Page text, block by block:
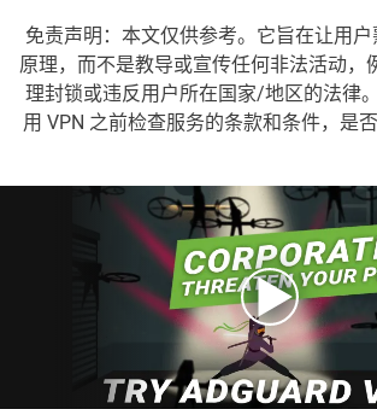
免责声明：本文仅供参考。它旨在让用户
原理，而不是教导或宣传任何非法活动，
理封锁或违反用户所在国家/地区的法律
用 VPN 之前检查服务的条款和条件，是否